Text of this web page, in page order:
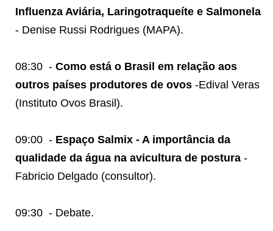
Influenza Aviária, Laringotraqueíte e Salmonela
- Denise Russi Rodrigues (MAPA).
08:30 - Como está o Brasil em relação aos
outros países produtores de ovos -Edival Veras
(Instituto Ovos Brasil).
09:00 - Espaço Salmix - A importância da
qualidade da água na avicultura de postura -
Fabricio Delgado (consultor).
09:30 - Debate.